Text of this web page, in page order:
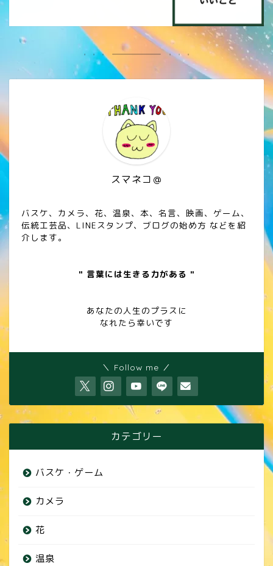
スマネコ＠
バスケ、カメラ、花、温泉、本、名言、映画、ゲーム、
伝統工芸品、LINEスタンプ、ブログの始め方 などを紹
介します。
" 言葉には生きる力がある "
あなたの人生のプラスに
なれたら幸いです
＼ Follow me ／
カテゴリー
バスケ・ゲーム
カメラ
花
温泉